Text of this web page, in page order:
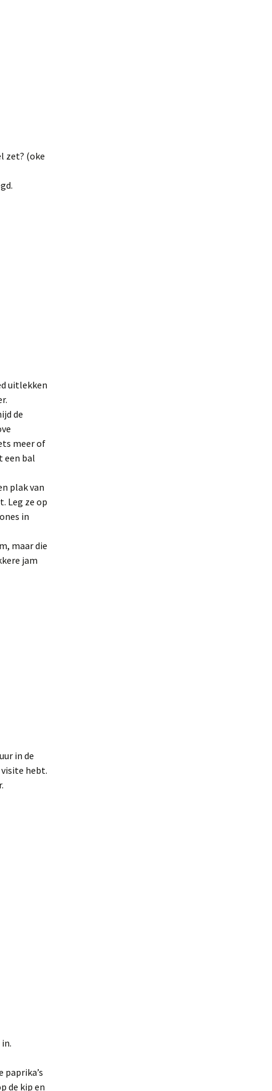
zet? (oke
uitlekken
de
meer of
een bal
plak van
Leg ze op
in
maar die
jam
in de
hebt.
paprika’s
de kip en